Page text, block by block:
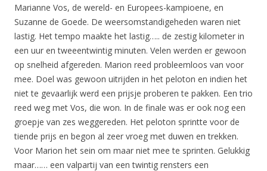
Marianne Vos, de wereld- en Europees-kampioene, en
Suzanne de Goede. De weersomstandigeheden waren niet
lastig. Het tempo maakte het lastig….. de zestig kilometer in
een uur en tweeentwintig minuten. Velen werden er gewoon
op snelheid afgereden. Marion reed probleemloos van voor
mee. Doel was gewoon uitrijden in het peloton en indien het
niet te gevaarlijk werd een prijsje proberen te pakken. Een trio
reed weg met Vos, die won. In de finale was er ook nog een
groepje van zes weggereden. Het peloton sprintte voor de
tiende prijs en begon al zeer vroeg met duwen en trekken.
Voor Marion het sein om maar niet mee te sprinten. Gelukkig
maar…… een valpartij van een twintig rensters een